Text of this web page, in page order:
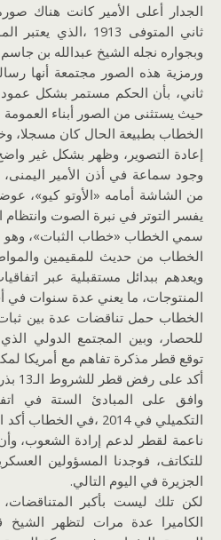
الجدار أعلى الأمير كانت هناك
ثاني المتوفى 1913
وبجواره نجله الشيخ عبدالله بن
ورمزية هذه الصور مجتمعة أنها
ثاني، بأن الحكم مستمر بشكل
حيث يستثنى من الصور أبناء العمومة
الخطاب بطبيعة الحال كان مسجلا،
إعادة التصوير، وظهر بشكل غير
وجود سماعة في أذن الأمير اليمنى،
من الشاشة أمامه «الأوتو كيو»،
يفسر التوتر في نبرة الصوت
سمي الخطاب «خطاب الثبات»، وهو
الخطاب من حديث للمقيمين
ويعدهم ببدائل مستقبلية عبر
المنتوجات، ما يعني عدة سنوات في
الخطاب حمل تناقضات عدة بين
للحصار، وبين المجتمع الدولي
توقع قطر مذكرة تفاهم مع أمريكا
أكد
التكميلي في 2014 ،في
ناعمة لقطر لدعم إرادة الشعوب،
للتكاتف، فوجدنا المسؤولين
الجزيرة في اليوم التالي.
لكن تلك ليست بأكبر المتناقضات،
الكاميرا عدة مرات لتظهر